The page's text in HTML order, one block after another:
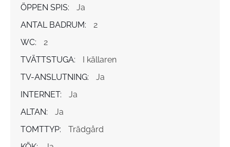
ÖPPEN SPIS:
Ja
ANTAL BADRUM:
2
WC:
2
TVÄTTSTUGA:
I källaren
TV-ANSLUTNING:
Ja
INTERNET:
Ja
ALTAN:
Ja
TOMTTYP:
Trädgård